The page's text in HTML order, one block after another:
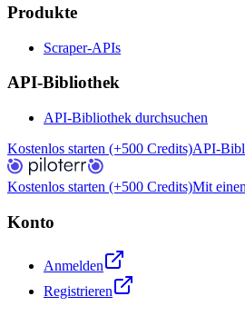
Produkte
Scraper-APIs
API-Bibliothek
API-Bibliothek durchsuchen
Kostenlos starten (+500 Credits)API-
Kostenlos starten (+500 Credits)Mit
Konto
Anmelden
Registrieren